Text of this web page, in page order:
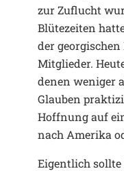
zur Zuflucht
Blütezeiten
der georgischen
Mitglieder.
denen weniger
Glauben
Hoffnung auf
nach Amerika
Eigentlich sollte